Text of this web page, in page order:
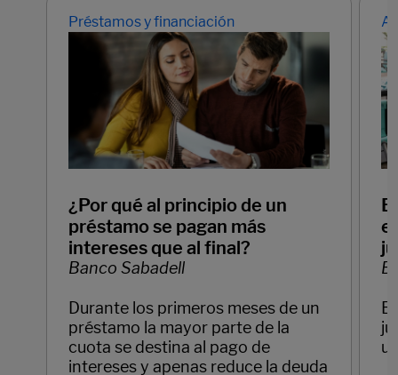
Préstamos y financiación
¿Por qué al principio de un
préstamo se pagan más
intereses que al final?
Banco Sabadell
Durante los primeros meses de un
préstamo la mayor parte de la
cuota se destina al pago de
intereses y apenas reduce la deuda